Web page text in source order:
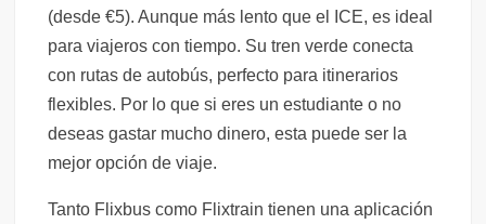
(desde €5). Aunque más lento que el ICE, es ideal
para viajeros con tiempo. Su tren verde conecta
con rutas de autobús, perfecto para itinerarios
flexibles. Por lo que si eres un estudiante o no
deseas gastar mucho dinero, esta puede ser la
mejor opción de viaje.
Tanto Flixbus como Flixtrain tienen una aplicación